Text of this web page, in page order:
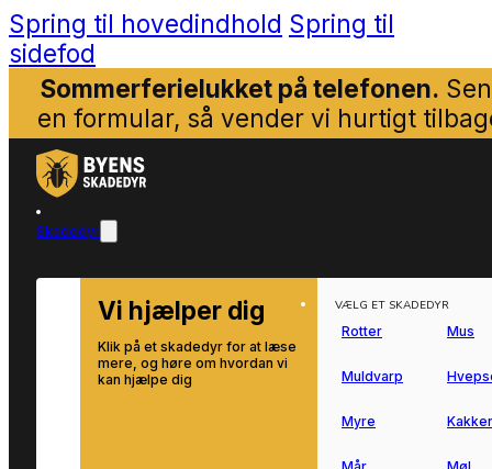
Spring til hovedindhold Spring til
sidefod
Sommerferielukket på telefonen.
en formular, så vender vi hurtigt
Skadedyr
Vi hjælper dig
Klik på et skadedyr for at læse
mere, og høre om hvordan vi
kan hjælpe dig
VÆLG ET SKADEDYR
Rotter Mus
Muldvarp
Myre